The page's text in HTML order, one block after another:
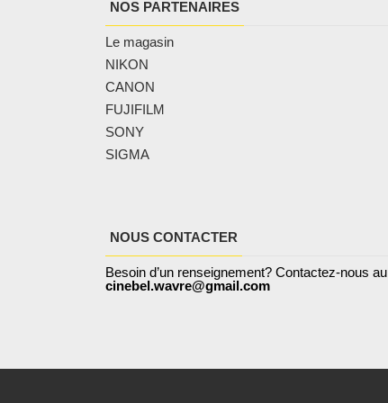
NOS PARTENAIRES
Le magasin
NIKON
CANON
FUJIFILM
SONY
SIGMA
NOUS CONTACTER
Besoin d’un renseignement? Contactez-nous au
cinebel.wavre@gmail.com